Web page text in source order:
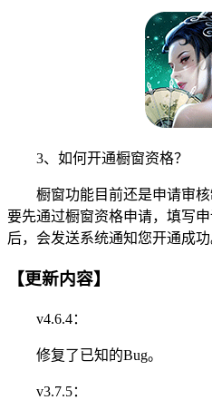
3、如何开通橱窗资格？
橱窗功能目前还是申请审核
要先通过橱窗资格申请，填写
后，会发送系统通知您开通成功
【更新内容】
v4.6.4：
修复了已知的Bug。
v3.7.5：